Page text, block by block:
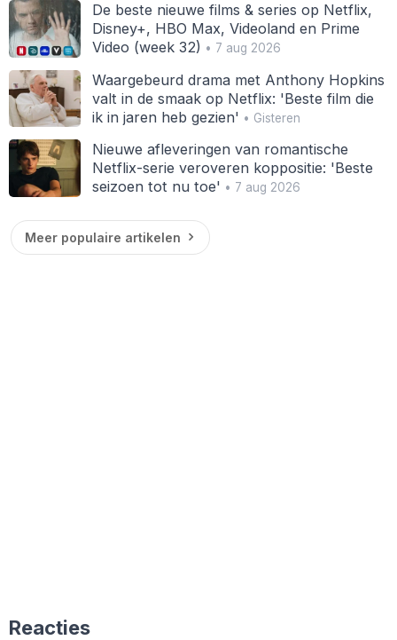
De beste nieuwe films & series op Netflix,
Disney+, HBO Max, Videoland en Prime
Video (week 32) • 7 aug 2026
Waargebeurd drama met Anthony Hopkins
valt in de smaak op Netflix: 'Beste film die
ik in jaren heb gezien' • Gisteren
Nieuwe afleveringen van romantische
Netflix-serie veroveren koppositie: 'Beste
seizoen tot nu toe' • 7 aug 2026
Meer populaire artikelen
Reacties